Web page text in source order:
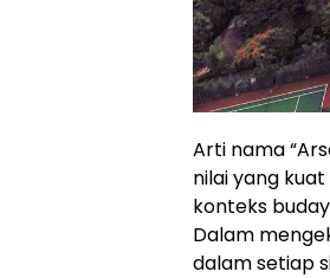
Arti nama
nilai yang
konteks
Dalam
dalam setiap